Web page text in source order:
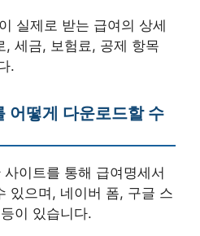
실제로 받는 급여의 상세
, 세금, 보험료, 공제 항목
.
어떻게 다운로드할 수
이트를 통해 급여명세서
있으며, 네이버 폼, 구글 스
이 있습니다.